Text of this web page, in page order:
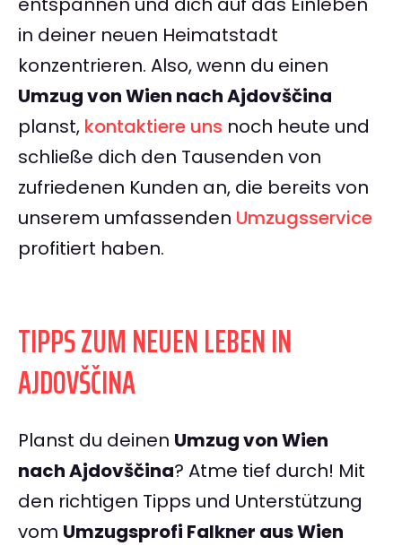
in deiner neuen Heimatstadt
konzentrieren. Also, wenn du einen
Umzug von Wien nach Ajdovščina
planst, kontaktiere uns noch heute und
schließe dich den Tausenden von
zufriedenen Kunden an, die bereits von
unserem umfassenden Umzugsservice
profitiert haben.
TIPPS ZUM NEUEN LEBEN IN
AJDOVŠČINA
Planst du deinen Umzug von Wien
nach Ajdovščina? Atme tief durch! Mit
den richtigen Tipps und Unterstützung
vom Umzugsprofi Falkner aus Wien